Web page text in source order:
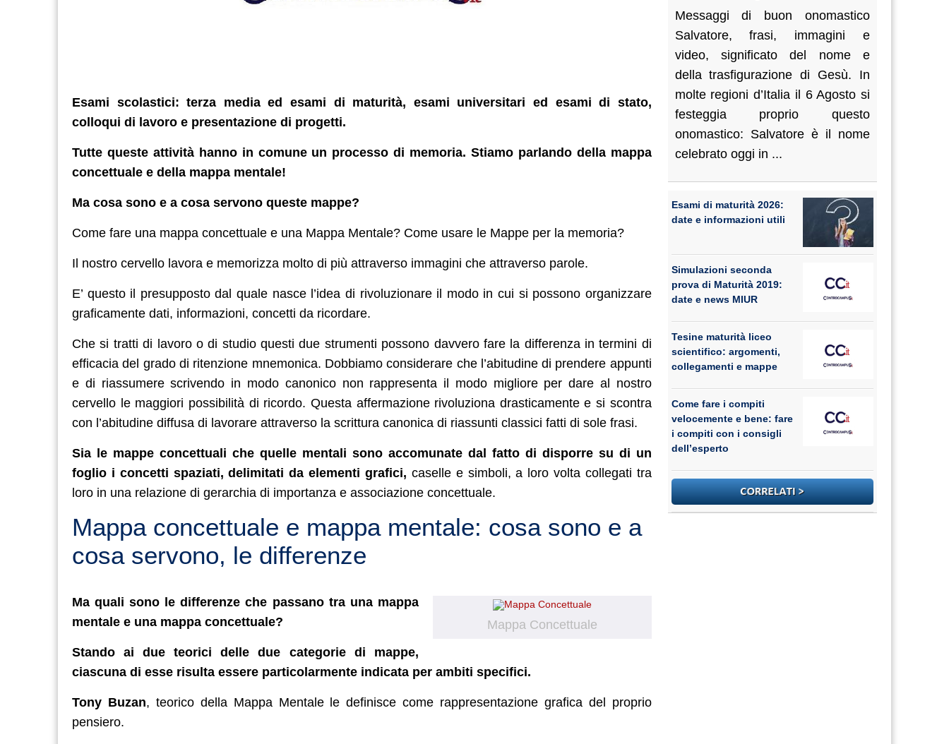
Esami scolastici: terza media ed esami di maturità, esami universitari ed esami di stato,
colloqui di lavoro e presentazione di progetti.
Tutte queste attività hanno in comune un processo di memoria. Stiamo parlando della mappa
concettuale e della mappa mentale!
Ma cosa sono e a cosa servono queste mappe?
Come fare una mappa concettuale e una Mappa Mentale? Come usare le Mappe per la memoria?
Il nostro cervello lavora e memorizza molto di più attraverso immagini che attraverso parole.
E’ questo il presupposto dal quale nasce l’idea di rivoluzionare il modo in cui si possono organizzare
graficamente dati, informazioni, concetti da ricordare.
Che si tratti di lavoro o di studio questi due strumenti possono davvero fare la differenza in termini di
efficacia del grado di ritenzione mnemonica. Dobbiamo considerare che l’abitudine di prendere appunti
e di riassumere scrivendo in modo canonico non rappresenta il modo migliore per dare al nostro
cervello le maggiori possibilità di ricordo. Questa affermazione rivoluziona drasticamente e si scontra
con l’abitudine diffusa di lavorare attraverso la scrittura canonica di riassunti classici fatti di sole frasi.
Sia le mappe concettuali che quelle mentali sono accomunate dal fatto di disporre su di un
foglio i concetti spaziati, delimitati da elementi grafici, caselle e simboli, a loro volta collegati tra
loro in una relazione di gerarchia di importanza e associazione concettuale.
Mappa concettuale e mappa mentale: cosa sono e a
cosa servono, le differenze
Mappa Concettuale
Ma quali sono le differenze che passano tra una mappa
mentale e una mappa concettuale?
Stando ai due teorici delle due categorie di mappe,
ciascuna di esse risulta essere particolarmente indicata per ambiti specifici.
Tony Buzan, teorico della Mappa Mentale le definisce come rappresentazione grafica del proprio
pensiero.
Messaggi di buon onomastico
Salvatore, frasi, immagini e
video, significato del nome e
della trasfigurazione di Gesù. In
molte regioni d’Italia il 6 Agosto si
festeggia proprio questo
onomastico: Salvatore è il nome
celebrato oggi in ...
Esami di maturità 2026:
date e informazioni utili
Simulazioni seconda
prova di Maturità 2019:
date e news MIUR
Tesine maturità liceo
scientifico: argomenti,
collegamenti e mappe
Come fare i compiti
velocemente e bene: fare
i compiti con i consigli
dell’esperto